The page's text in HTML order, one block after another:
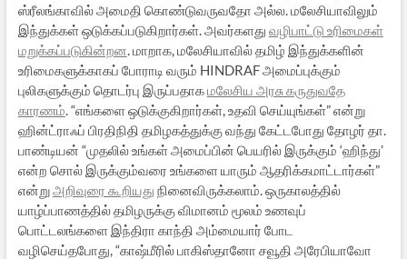
ஸ்ரீலங்காவில் அமைதி கொண்டுவருவதோ அல்ல. மலேசியாவிலும்
இந்துக்கள் ஒடுக்கப்படுகிறார்கள். அவர்களது வழிபாட்டு உரிமைகள்
மறுக்கப்படுகின்றன. மாறாக, மலேசியாவில் தமிழ் இந்துக்களின்
உரிமைகளுக்காகப் போராடி வரும் HINDRAF அமைப்புக்கும்
புலிகளுக்கும் தொடர்பு இருப்பதாகமலேசிய அரசு கருதுவதே
காரணம். “எங்களை ஒடுக்குகிறார்கள், உதவி செய்யுங்கள்” என்று
ஹின்ட்ராஃப் பிரதிநிதி தமிழகத்துக்கு வந்து கேட்டபோது தோழர் தா.
பாண்டியன் “முதலில் உங்கள் அமைப்பின் பெயரில் இருக்கும் ‘ஹிந்து’
என்ற சொல் இருக்கும்வரை உங்களை யாரும் ஆதரிக்கமாட்டார்கள்”
என்றுஅறிவுரை கூறியது நினைவிருக்கலாம். ஒருகாலத்தில்
யாழ்ப்பாணத்தில் தமிழருக்கு விமானம் மூலம் உணவுப்
பொட்டலங்களை இந்திரா காந்தி அம்மையார் போட
வழிசெய்தபோது, “காஷ்மீரில் பாகிஸ்தானோ சவூதி அரேபியாவோ